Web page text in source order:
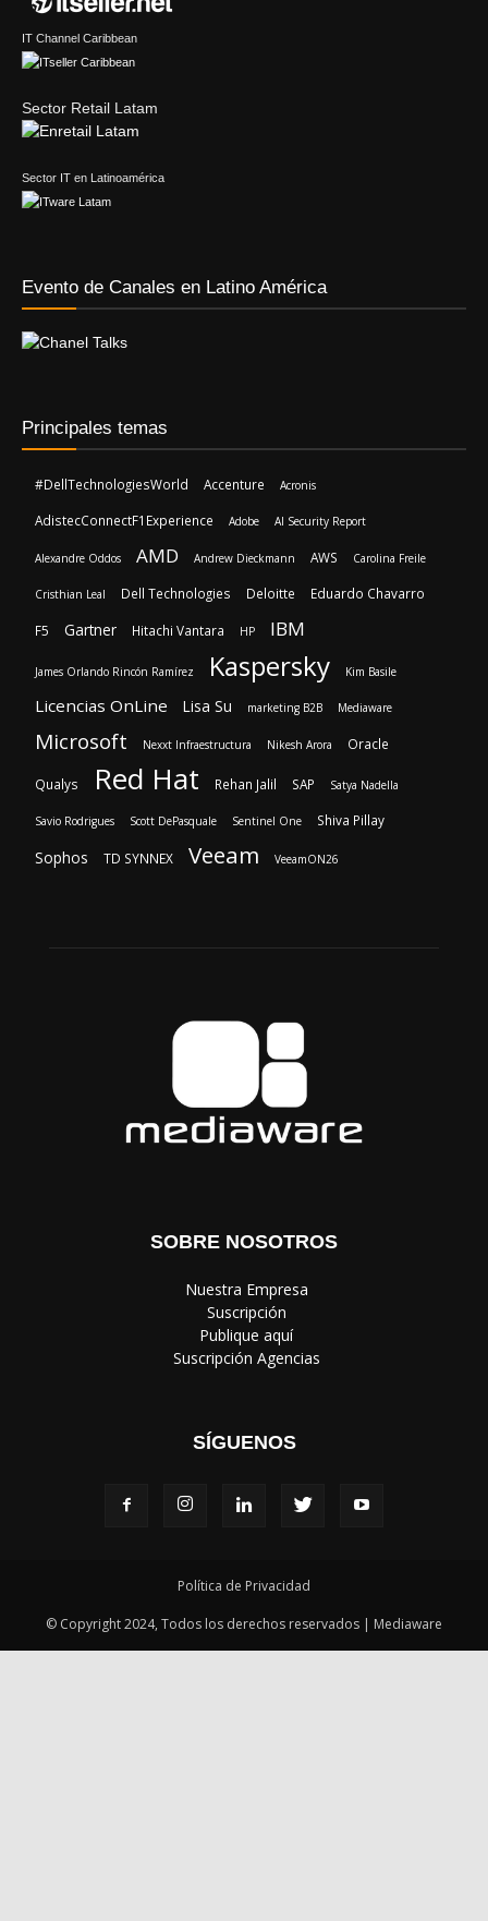
IT Channel Caribbean
Sector Retail Latam
Sector IT en Latinoamérica
Evento de Canales en Latino América
Principales temas
#DellTechnologiesWorld Accenture Acronis
AdistecConnectF1Experience Adobe AI Security Report
Alexandre Oddos AMD Andrew Dieckmann AWS Carolina Freile
Cristhian Leal Dell Technologies Deloitte Eduardo Chavarro
F5 Gartner Hitachi Vantara HP IBM
James Orlando Rincón Ramírez Kaspersky Kim Basile
Licencias OnLine Lisa Su marketing B2B Mediaware
Microsoft Nexxt Infraestructura Nikesh Arora Oracle
Qualys Red Hat Rehan Jalil SAP Satya Nadella
Savio Rodrigues Scott DePasquale Sentinel One Shiva Pillay
Sophos TD SYNNEX Veeam VeeamON26
SOBRE NOSOTROS
‎ Nuestra Empresa
‎ Suscripción
‎ Publique aquí
‎ Suscripción Agencias
SÍGUENOS
Política de Privacidad
© Copyright 2024, Todos los derechos reservados | Mediaware